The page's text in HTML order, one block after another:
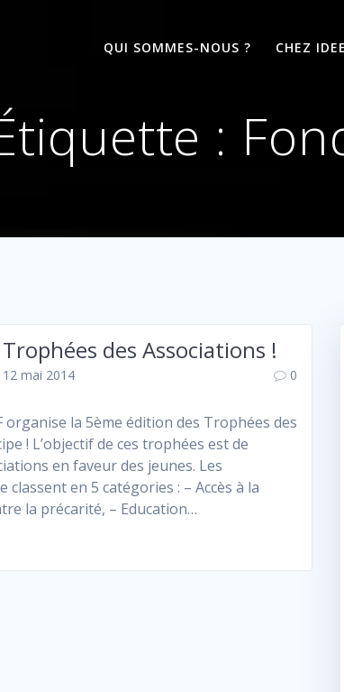
QUI SOMMES-NOUS ? CHEZ
:
des Associations !
12 mai 2014 0
organise la 5ème édition des Trophées des
! L’objectif de ces trophées est de
en faveur des jeunes. Les
en 5 catégories : – Accès à la
la précarité, – Education…